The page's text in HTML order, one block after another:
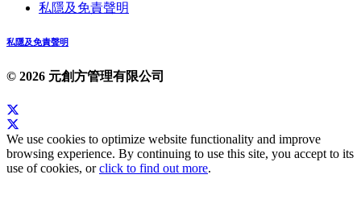
私隱及免責聲明
私隱及免責聲明
© 2026 元創方管理有限公司
We use cookies to optimize website functionality and improve
browsing experience. By continuing to use this site, you accept to its
use of cookies, orclick to find out more.